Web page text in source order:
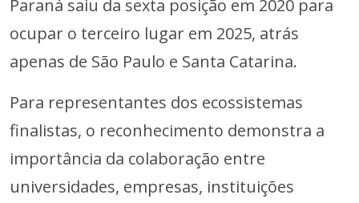
Paraná saiu da sexta posição em 2020 para
ocupar o terceiro lugar em 2025, atrás
apenas de São Paulo e Santa Catarina.
Para representantes dos ecossistemas
finalistas, o reconhecimento demonstra a
importância da colaboração entre
universidades, empresas, instituições